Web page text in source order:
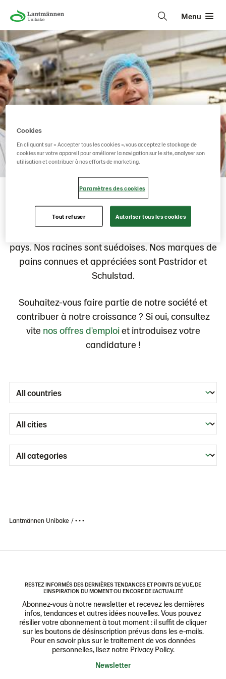
Menu
Lantmännen Unibake • • •
Offres d'emploi
Nous sommes Lantmännen Unibake, deuxième
groupe de boulangeries d'Europe. Nous
pays. Nos racines sont suédoises. Nos marques de
pains connues et appréciées sont Pastridor et
Schulstad.
Souhaitez-vous faire partie de notre société et
contribuer à notre croissance ? Si oui, consultez
vite nos offres d'emploiet introduisez votre
candidature !
Lantmännen Unibake • • •
RESTEZ INFORMÉS DES DERNIÈRES TENDANCES ET POINTS DE VUE, DE
L'INSPIRATION DU MOMENT OU ENCORE DE L'ACTUALITÉ
Abonnez-vous à notre newsletter et recevez les dernières
infos, tendances et autres idées nouvelles. Vous pouvez
résilier votre abonnement à tout moment : il suffit de cliquer
sur les boutons de désinscription prévus dans les e-mails.
Pour en savoir plus sur le traitement de vos données
personnelles, lisez notre Privacy Policy.
Newsletter
Cookies
En cliquant sur « Accepter tous les cookies », vous acceptez le stockage de
cookies sur votre appareil pour améliorer la navigation sur le site, analyser son
utilisation et contribuer à nos efforts de marketing.
Paramètres des cookies
Tout refuser Autoriser tous les cookies